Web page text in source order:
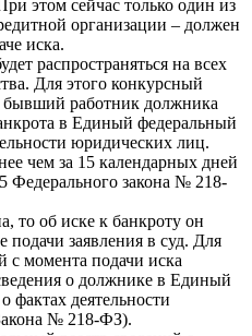
этом сейчас только один из
организации – должен
иска.
распространяться на всех
Для этого конкурсный
бывший работник должника
в Единый федеральный
юридических лиц.
чем за 15 календарных дней
Федерального закона № 218-
то об иске к банкроту он
подачи заявления в суд. Для
с момента подачи иска
о должнике в Единый
фактах деятельности
№ 218-ФЗ).